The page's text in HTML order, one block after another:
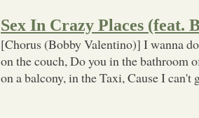
Sex In Crazy Places (feat.
[Chorus (Bobby Valentino)] I wanna
on the couch, Do you in the bathroom
on a balcony, in the Taxi, Cause I can't